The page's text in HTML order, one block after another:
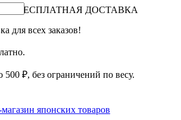
БЕСПЛАТНАЯ ДОСТАВКА
для всех заказов!
₽, без ограничений по весу.